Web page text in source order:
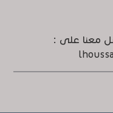
معنا على :